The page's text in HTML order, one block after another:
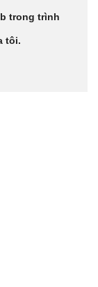
trong trình
tôi.